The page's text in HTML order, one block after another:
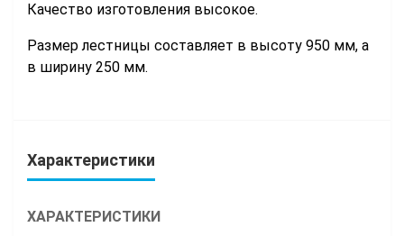
Качество изготовления высокое.
Размер лестницы составляет в высоту 950 мм, а
в ширину 250 мм.
Характеристики
ХАРАКТЕРИСТИКИ